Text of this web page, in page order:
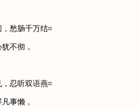
愁肠千万结¤
不彻，
忍听双语燕¤
事懒，